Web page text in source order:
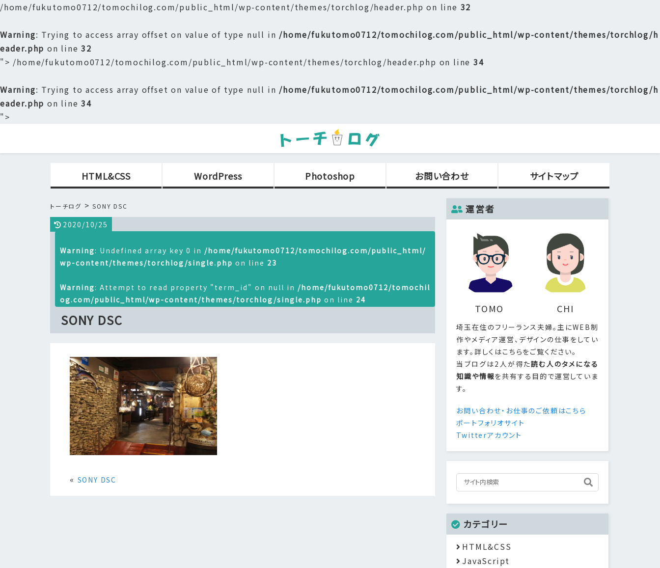
/home/fukutomo0712/tomochilog.com/public_html/wp-content/themes/torchlog/header.php on line 32
Warning: Trying to access array offset on value of type null in /home/fukutomo0712/tomochilog.com/public_html/wp-content/themes/torchlog/h
eader.php on line32
"> /home/fukutomo0712/tomochilog.com/public_html/wp-content/themes/torchlog/header.php on line34
Warning: Trying to access array offset on value of type null in /home/fukutomo0712/tomochilog.com/public_html/wp-content/themes/torchlog/h
eader.php on line34
">
HTML&CSS WordPress Photoshop お問い合わせ サイトマップ
トーチログ >SONY DSC
2020/10/25
Warning: Undefined array key 0 in /home/fukutomo0712/tomochilog.com/public_html/
wp-content/themes/torchlog/single.php on line 23
Warning: Attempt to read property "term_id" on null in /home/fukutomo0712/tomochil
og.com/public_html/wp-content/themes/torchlog/single.php on line 24
SONY DSC
« SONY DSC
運営者
TOMO CHI
埼玉在住のフリーランス夫婦。主にWEB制
作やメディア運営、デザインの仕事をしてい
ます。詳しくはこちらをご覧ください。
当ブログは2人が得た読む人のタメになる
知識や情報を共有する目的で運営していま
す。
お問い合わせ・お仕事のご依頼はこちら
ポートフォリオサイト
Twitterアカウント
カテゴリー
HTML&CSS
JavaScript